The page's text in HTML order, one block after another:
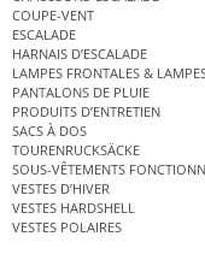
COUPE-VENT
ESCALADE
HARNAIS D’ESCALADE
LAMPES FRONTALES &
PANTALONS DE PLUIE
PRODUITS D’ENTRETIEN
SACS À DOS
TOURENRUCKSÄCKE
SOUS-VÊTEMENTS
VESTES D’HIVER
VESTES HARDSHELL
VESTES POLAIRES